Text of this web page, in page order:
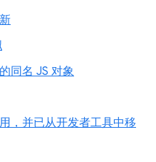
同名 JS 对象
，并已从开发者工具中移